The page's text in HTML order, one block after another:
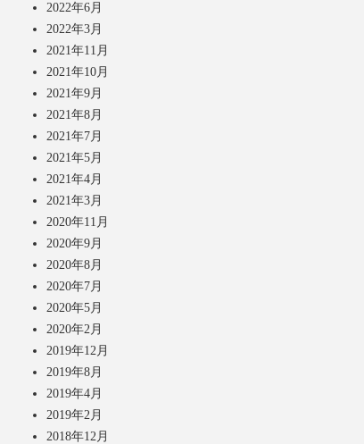
2022年6月
2022年3月
2021年11月
2021年10月
2021年9月
2021年8月
2021年7月
2021年5月
2021年4月
2021年3月
2020年11月
2020年9月
2020年8月
2020年7月
2020年5月
2020年2月
2019年12月
2019年8月
2019年4月
2019年2月
2018年12月